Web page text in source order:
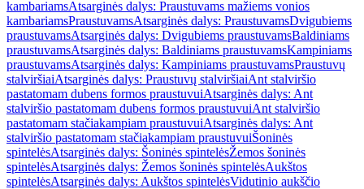
kambariamsAtsarginės dalys: Praustuvams mažiems vonios
kambariamsPraustuvamsAtsarginės dalys: PraustuvamsDvigubiems
praustuvamsAtsarginės dalys: Dvigubiems praustuvamsBaldiniams
praustuvamsAtsarginės dalys: Baldiniams praustuvamsKampiniams
praustuvamsAtsarginės dalys: Kampiniams praustuvamsPraustuvų
stalviršiaiAtsarginės dalys: Praustuvų stalviršiaiAnt stalviršio
pastatomam dubens formos praustuvuiAtsarginės dalys: Ant
stalviršio pastatomam dubens formos praustuvuiAnt stalviršio
pastatomam stačiakampiam praustuvuiAtsarginės dalys: Ant
stalviršio pastatomam stačiakampiam praustuvuiŠoninės
spintelėsAtsarginės dalys: Šoninės spintelėsŽemos šoninės
spintelėsAtsarginės dalys: Žemos šoninės spintelėsAukštos
spintelėsAtsarginės dalys: Aukštos spintelėsVidutinio aukščio